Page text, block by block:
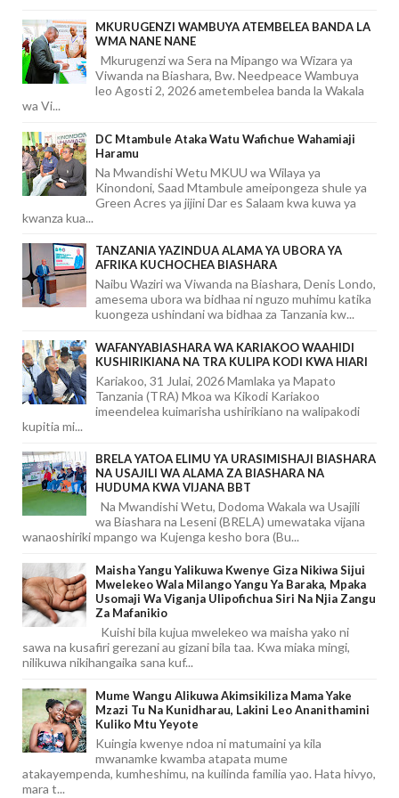
MKURUGENZI WAMBUYA ATEMBELEA BANDA LA
WMA NANE NANE
Mkurugenzi wa Sera na Mipango wa Wizara ya
Viwanda na Biashara, Bw. Needpeace Wambuya
leo Agosti 2, 2026 ametembelea banda la Wakala
wa Vi...
DC Mtambule Ataka Watu Wafichue Wahamiaji
Haramu
Na Mwandishi Wetu MKUU wa Wilaya ya
Kinondoni, Saad Mtambule ameipongeza shule ya
Green Acres ya jijini Dar es Salaam kwa kuwa ya
kwanza kua...
TANZANIA YAZINDUA ALAMA YA UBORA YA
AFRIKA KUCHOCHEA BIASHARA
Naibu Waziri wa Viwanda na Biashara, Denis Londo,
amesema ubora wa bidhaa ni nguzo muhimu katika
kuongeza ushindani wa bidhaa za Tanzania kw...
WAFANYABIASHARA WA KARIAKOO WAAHIDI
KUSHIRIKIANA NA TRA KULIPA KODI KWA HIARI
Kariakoo, 31 Julai, 2026 Mamlaka ya Mapato
Tanzania (TRA) Mkoa wa Kikodi Kariakoo
imeendelea kuimarisha ushirikiano na walipakodi
kupitia mi...
BRELA YATOA ELIMU YA URASIMISHAJI BIASHARA
NA USAJILI WA ALAMA ZA BIASHARA NA
HUDUMA KWA VIJANA BBT
Na Mwandishi Wetu, Dodoma Wakala wa Usajili
wa Biashara na Leseni (BRELA) umewataka vijana
wanaoshiriki mpango wa Kujenga kesho bora (Bu...
Maisha Yangu Yalikuwa Kwenye Giza Nikiwa Sijui
Mwelekeo Wala Milango Yangu Ya Baraka, Mpaka
Usomaji Wa Viganja Ulipofichua Siri Na Njia Zangu
Za Mafanikio
Kuishi bila kujua mwelekeo wa maisha yako ni
sawa na kusafiri gerezani au gizani bila taa. Kwa miaka mingi,
nilikuwa nikihangaika sana kuf...
Mume Wangu Alikuwa Akimsikiliza Mama Yake
Mzazi Tu Na Kunidharau, Lakini Leo Ananithamini
Kuliko Mtu Yeyote
Kuingia kwenye ndoa ni matumaini ya kila
mwanamke kwamba atapata mume
atakayempenda, kumheshimu, na kuilinda familia yao. Hata hivyo,
mara t...